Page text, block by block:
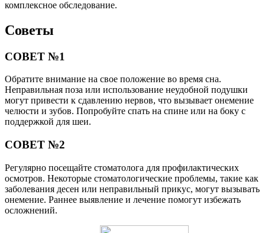
комплексное обследование.
Советы
СОВЕТ №1
Обратите внимание на свое положение во время сна.
Неправильная поза или использование неудобной подушки
могут привести к сдавлению нервов, что вызывает онемение
челюсти и зубов. Попробуйте спать на спине или на боку с
поддержкой для шеи.
СОВЕТ №2
Регулярно посещайте стоматолога для профилактических
осмотров. Некоторые стоматологические проблемы, такие как
заболевания десен или неправильный прикус, могут вызывать
онемение. Раннее выявление и лечение помогут избежать
осложнений.